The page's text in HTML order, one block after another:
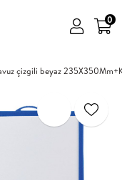
0
çizgili beyaz